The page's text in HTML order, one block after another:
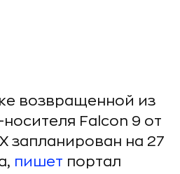
возвращенной из
Falcon 9 от
запланирован на 27
пишет портал